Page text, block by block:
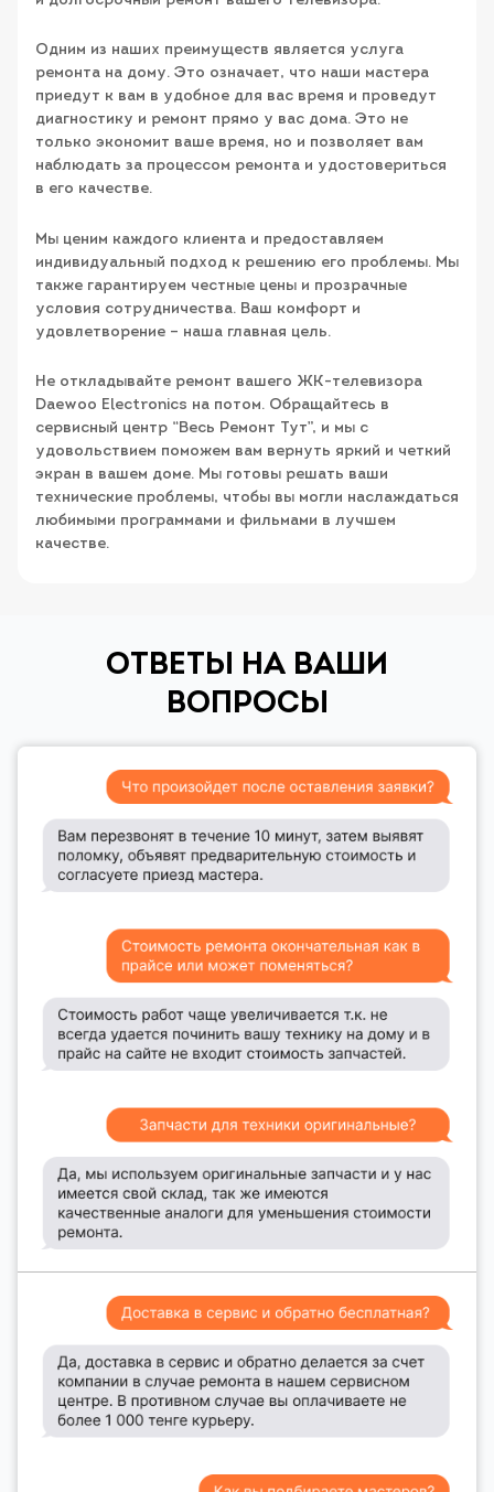
Одним из наших преимуществ является услуга
ремонта на дому. Это означает, что наши мастера
приедут к вам в удобное для вас время и проведут
диагностику и ремонт прямо у вас дома. Это не
только экономит ваше время, но и позволяет вам
наблюдать за процессом ремонта и удостовериться
в его качестве.
Мы ценим каждого клиента и предоставляем
индивидуальный подход к решению его проблемы. Мы
также гарантируем честные цены и прозрачные
условия сотрудничества. Ваш комфорт и
удовлетворение – наша главная цель.
Не откладывайте ремонт вашего ЖК-телевизора
Daewoo Electronics на потом. Обращайтесь в
сервисный центр “Весь Ремонт Тут”, и мы с
удовольствием поможем вам вернуть яркий и четкий
экран в вашем доме. Мы готовы решать ваши
технические проблемы, чтобы вы могли наслаждаться
любимыми программами и фильмами в лучшем
качестве.
ОТВЕТЫ НА ВАШИ
ВОПРОСЫ